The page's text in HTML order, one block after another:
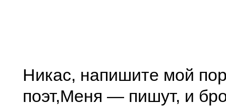
Никас, напишите мой
поэт,Меня — пишут, и